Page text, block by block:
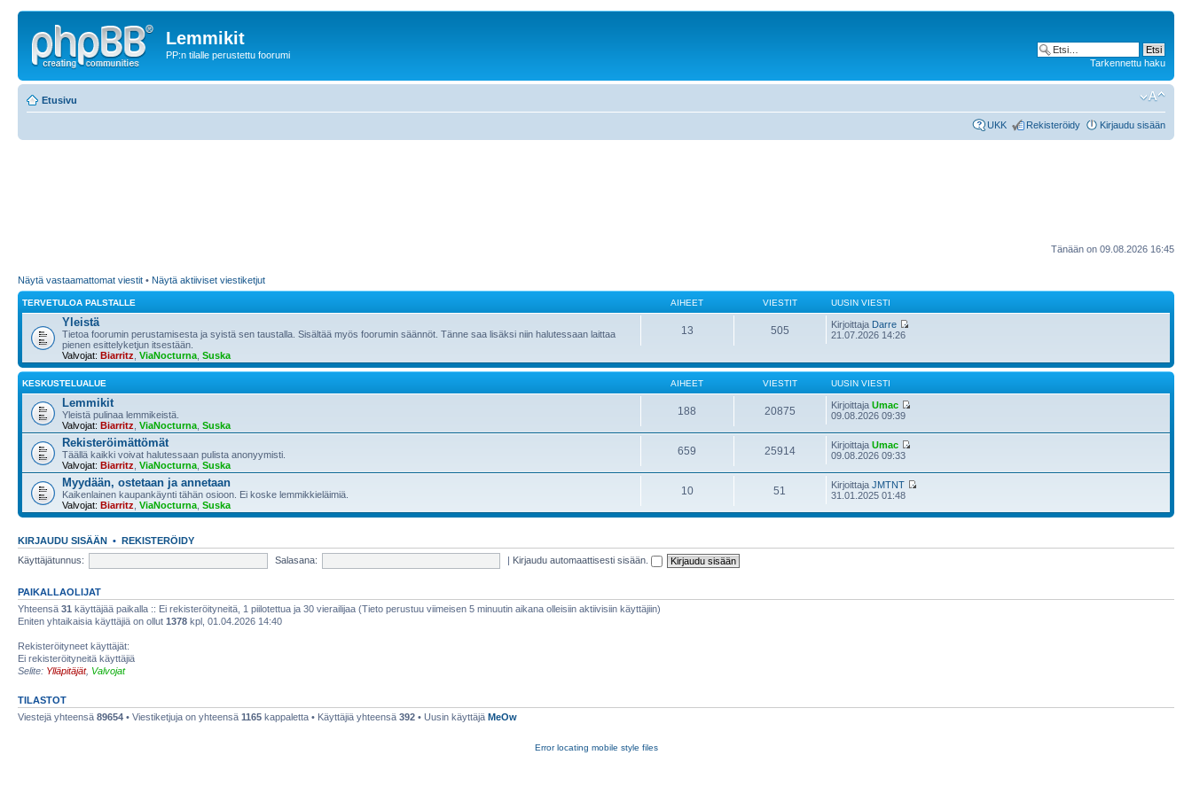
Lemmikit
PP:n tilalle perustettu foorumi
Tarkennettu haku
Etusivu
UKK Rekisteröidy Kirjaudu sisään
Tänään on 09.08.2026 16:45
Näytä vastaamattomat viestit • Näytä aktiiviset viestiketjut
TERVETULOA PALSTALLE AIHEET VIESTIT UUSIN VIESTI
Yleistä
Tietoa foorumin perustamisesta ja syistä sen taustalla. Sisältää myös foorumin säännöt. Tänne saa lisäksi niin halutessaan laittaa
pienen esittelyketjun itsestään.
Valvojat: Biarritz ViaNocturna Suska
13 505 Kirjoittaja Darre
21.07.2026 14:26
KESKUSTELUALUE AIHEET VIESTIT UUSIN VIESTI
Lemmikit
Yleistä pulinaa lemmikeistä.
Valvojat: Biarritz ViaNocturna Suska
188 20875 KirjoittajaUmac
09.08.2026 09:39
Rekisteröimättömät
Täällä kaikki voivat halutessaan pulista anonyymisti.
Valvojat: Biarritz ViaNocturna Suska
659 25914 KirjoittajaUmac
09.08.2026 09:33
Myydään, ostetaan ja annetaan
Kaikenlainen kaupankäynti tähän osioon. Ei koske lemmikkieläimiä.
Valvojat: Biarritz ViaNocturna Suska
10 51 KirjoittajaJMTNT
31.01.2025 01:48
KIRJAUDU SISÄÄN • REKISTERÖIDY
Käyttäjätunnus:
Salasana: | Kirjaudu automaattisesti sisään.
PAIKALLAOLIJAT
Yhteensä 31 käyttäjää paikalla :: Ei rekisteröityneitä, 1 piilotettua ja 30 vierailijaa (Tieto perustuu viimeisen 5 minuutin aikana olleisiin aktiivisiin käyttäjiin)
Eniten yhtaikaisia käyttäjiä on ollut 1378 kpl, 01.04.2026 14:40
Rekisteröityneet käyttäjät:
Ei rekisteröityneitä käyttäjiä
Selite: Ylläpitäjät, Valvojat
TILASTOT
Viestejä yhteensä 89654 • Viestiketjuja on yhteensä 1165 kappaletta • Käyttäjiä yhteensä 392 • Uusin käyttäjä MeOw
Error locating mobile style files